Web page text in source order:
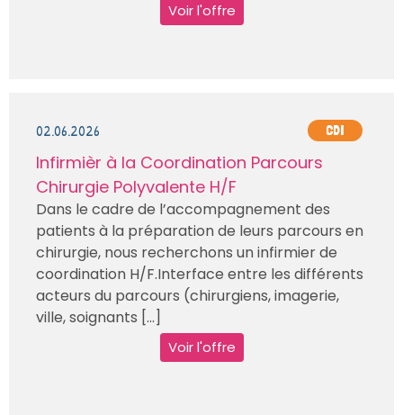
Voir l'offre
02.06.2026 CDI
Infirmièr à la Coordination Parcours
Chirurgie Polyvalente H/F
Dans le cadre de l’accompagnement des
patients à la préparation de leurs parcours en
chirurgie, nous recherchons un infirmier de
coordination H/F.Interface entre les différents
acteurs du parcours (chirurgiens, imagerie,
ville, soignants [...]
Voir l'offre